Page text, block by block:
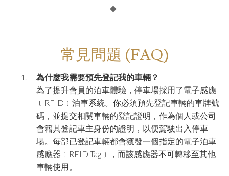
常見問題 (FAQ)
為什麼我需要預先登記我的車輛？
為了提升會員的泊車體驗，停車場採用了電子感應
﹝ RFID ﹞泊車系統。你必須預先登記車輛的車牌號
碼，並提交相關車輛的登記證明，作為個人或公司
會籍其登記車主身份的證明，以便駕駛出入停車
場。每部已登記車輛都會獲發一個指定的電子泊車
感應器﹝ RFID Tag ﹞，而該感應器不可轉移至其他
車輛使用。